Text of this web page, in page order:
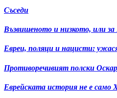
Съседи
Възвишеното и низкото, или
Евреи, поляци и нацисти:
Противоречивият полски Оскар
Еврейската история не е само